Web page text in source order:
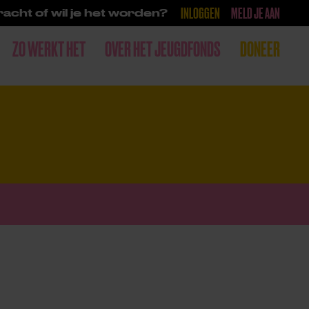
of wil je het worden? INLOGGEN MELD JE AAN
ZO WERKT HET OVER HET JEUGDFONDS DONEER